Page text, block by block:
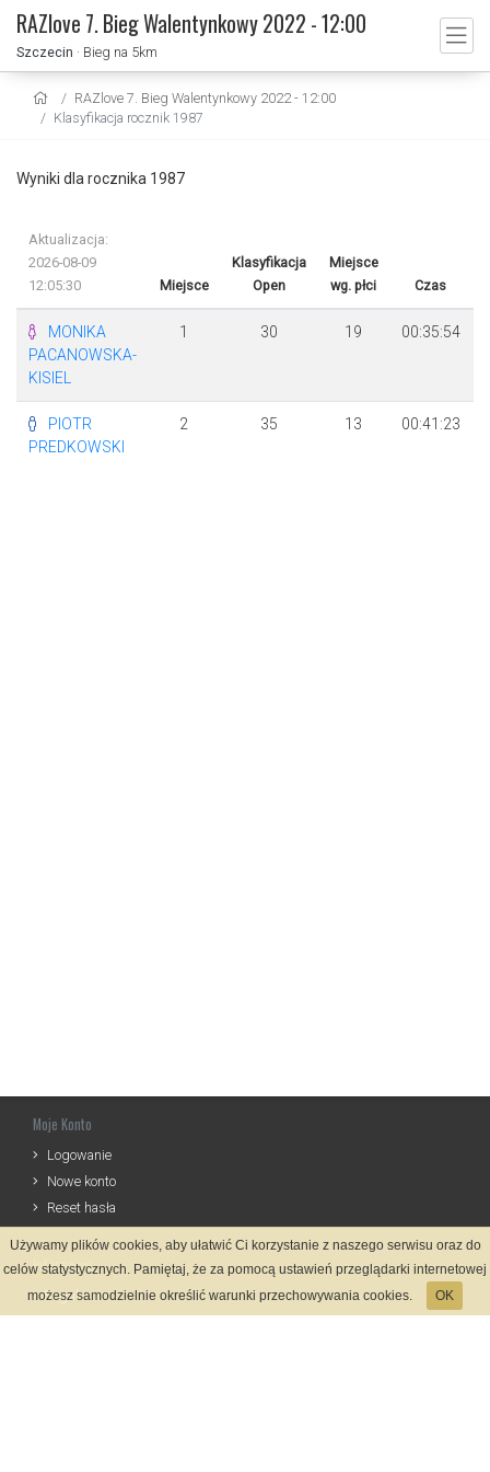
RAZlove 7. Bieg Walentynkowy 2022 - 12:00
Szczecin · Bieg na 5km
RAZlove 7. Bieg Walentynkowy 2022 - 12:00
Klasyfikacja rocznik 1987
Wyniki dla rocznika 1987
Aktualizacja:
2026-08-09
12:05:30
Miejsce
Klasyfikacja
Open
Miejsce
wg. płci
Czas
MONIKA
PACANOWSKA-
KISIEL
1 30 19 00:35:54
PIOTR
PREDKOWSKI
2 35 13 00:41:23
Moje Konto
Logowanie
Nowe konto
Reset hasła
Informacje
Regulamin
Używamy plików cookies, aby ułatwić Ci korzystanie z naszego serwisu oraz do
celów statystycznych. Pamiętaj, że za pomocą ustawień przeglądarki internetowej
możesz samodzielnie określić warunki przechowywania cookies.
OK